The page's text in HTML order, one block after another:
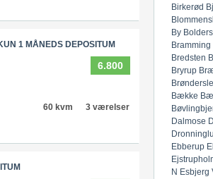
1 MÅNEDS DEPOSITUM
6.800
60 kvm
3 værelser
Birkerød
By
Bramming
Bredsten
Bryrup
Bække
Dalmose
Ebberup
N Esbjerg